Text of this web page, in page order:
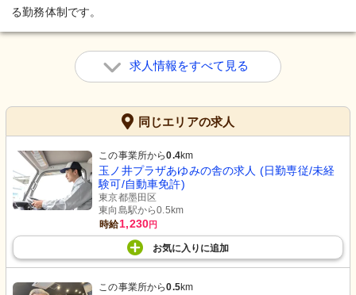
る勤務体制です。
求人情報をすべて見る
同じエリアの求人
この事業所から0.4km
玉ノ井プラザあゆみの舎の求人 (日勤専従/未経
験可/自動車免許)
東京都墨田区
東向島駅から0.5km
時給1,230円
お気に入り に追加
この事業所から0.5km